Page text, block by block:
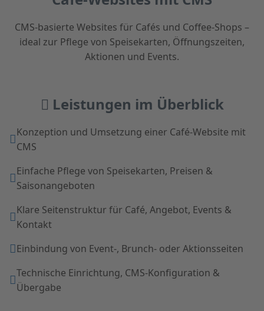
CMS-basierte Websites für Cafés und Coffee-Shops –
ideal zur Pflege von Speisekarten, Öffnungszeiten,
Aktionen und Events.
Leistungen im Überblick
Konzeption und Umsetzung einer Café-Website mit
CMS
Einfache Pflege von Speisekarten, Preisen &
Saisonangeboten
Klare Seitenstruktur für Café, Angebot, Events &
Kontakt
Einbindung von Event-, Brunch- oder Aktionsseiten
Technische Einrichtung, CMS-Konfiguration &
Übergabe